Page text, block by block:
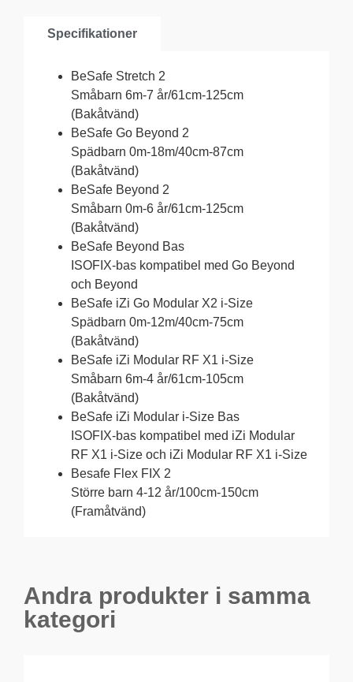
Specifikationer
BeSafe Stretch 2
Småbarn 6m-7 år/61cm-125cm
(Bakåtvänd)
BeSafe Go Beyond 2
Spädbarn 0m-18m/40cm-87cm
(Bakåtvänd)
BeSafe Beyond 2
Småbarn 0m-6 år/61cm-125cm
(Bakåtvänd)
BeSafe Beyond Bas
ISOFIX-bas kompatibel med Go Beyond
och Beyond
BeSafe iZi Go Modular X2 i-Size
Spädbarn 0m-12m/40cm-75cm
(Bakåtvänd)
BeSafe iZi Modular RF X1 i-Size
Småbarn 6m-4 år/61cm-105cm
(Bakåtvänd)
BeSafe iZi Modular i-Size Bas
ISOFIX-bas kompatibel med iZi Modular
RF X1 i-Size och iZi Modular RF X1 i-Size
Besafe Flex FIX 2
Större barn 4-12 år/100cm-150cm
(Framåtvänd)
Andra produkter i samma
kategori